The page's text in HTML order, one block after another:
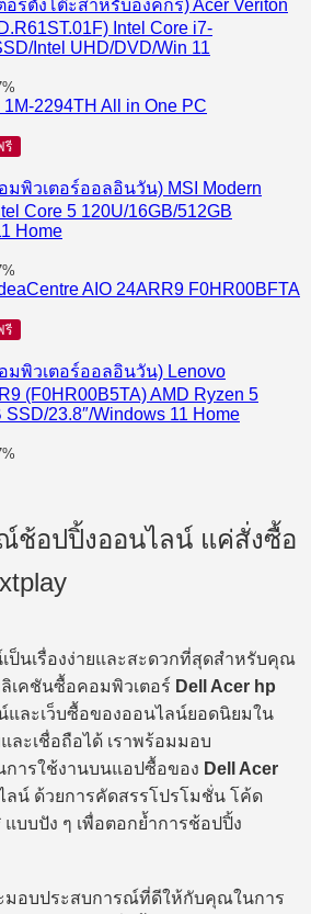
อร์ตั้งโต๊ะสำหรับองค์กร) Acer Veriton
Intel Core i7-
Intel UHD/DVD/Win 11
รี
มพิวเตอร์ออลอินวัน) MSI Modern
Core 5 120U/16GB/512GB
Home
รี
มพิวเตอร์ออลอินวัน) Lenovo
(F0HR00B5TA) AMD Ryzen 5
23.8″/Windows 11 Home
ช้อปปิ้งออนไลน์ แค่สั่งซื้อ
ป็นเรื่องง่ายและสะดวกที่สุดสำหรับคุณ
เคชันซื้อคอมพิวเตอร์ Dell Acer hp
และเว็บซื้อของออนไลน์ยอดนิยมใน
ละเชื่อถือได้ เราพร้อมมอบ
ารใช้งานบนแอปซื้อของ Dell Acer
ลน์ ด้วยการคัดสรรโปรโมชั่น โค้ด
บบปัง ๆ เพื่อตอกย้ำการช้อปปิ้ง
มอบประสบการณ์ที่ดีให้กับคุณในการ